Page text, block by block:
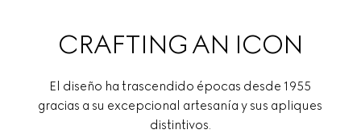
CRAFTING AN ICON
El diseño ha trascendido épocas desde 1955
gracias a su excepcional artesanía y sus apliques
distintivos.